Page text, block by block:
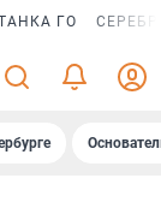
ГО